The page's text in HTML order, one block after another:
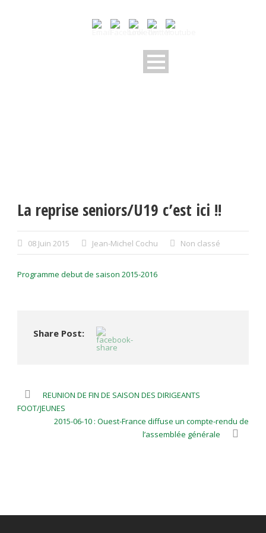
La reprise seniors/U19 c’est ici !!
08 Juin 2015 Jean-Michel Cochu Non classé
Programme debut de saison 2015-2016
Share Post:
REUNION DE FIN DE SAISON DES DIRIGEANTS
FOOT/JEUNES
2015-06-10 : Ouest-France diffuse un compte-rendu de
l’assemblée générale